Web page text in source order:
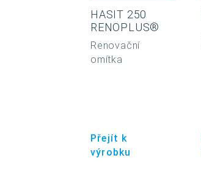
HASIT 250
RENOPLUS®
Renovační
omítka
Přejít k
výrobku